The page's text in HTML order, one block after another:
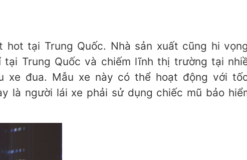
tại Trung Quốc. Nhà sản xuất cũng hi
Trung Quốc và chiếm lĩnh thị trường tại
xe đua. Mẫu xe này có thể hoạt động với
là người lái xe phải sử dụng chiếc mũ bảo